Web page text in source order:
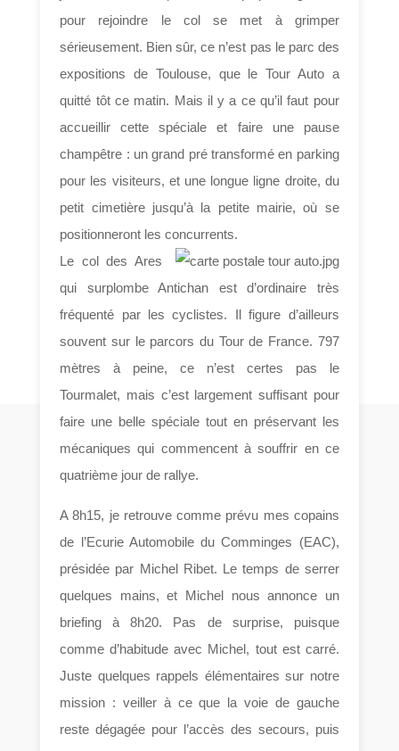
pour rejoindre le col se met à grimper
sérieusement. Bien sûr, ce n’est pas le parc des
expositions de Toulouse, que le Tour Auto a
quitté tôt ce matin. Mais il y a ce qu’il faut pour
accueillir cette spéciale et faire une pause
champêtre : un grand pré transformé en parking
pour les visiteurs, et une longue ligne droite, du
petit cimetière jusqu’à la petite mairie, où se
positionneront les concurrents.
Le col des Ares
qui surplombe Antichan est d’ordinaire très
fréquenté par les cyclistes. Il figure d’ailleurs
souvent sur le parcors du Tour de France. 797
mètres à peine, ce n’est certes pas le
Tourmalet, mais c’est largement suffisant pour
faire une belle spéciale tout en préservant les
mécaniques qui commencent à souffrir en ce
quatrième jour de rallye.
A 8h15, je retrouve comme prévu mes copains
de l’Ecurie Automobile du Comminges (EAC),
présidée par Michel Ribet. Le temps de serrer
quelques mains, et Michel nous annonce un
briefing à 8h20. Pas de surprise, puisque
comme d’habitude avec Michel, tout est carré.
Juste quelques rappels élémentaires sur notre
mission : veiller à ce que la voie de gauche
reste dégagée pour l’accès des secours, puis